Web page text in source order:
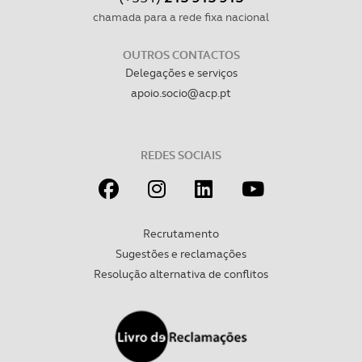
necessário no contexto dos serviços a prestar.
Realçamos que o bloqueio de certo tipo de Cookies e
tecnologias similares pode ter impacto na sua
experiência de navegação no Website e nos serviços
Consulte a política de cookies do site.
chamada para a rede fixa nacional
OUTROS CONTACTOS
Delegações e serviços
apoio.socio@acp.pt
REDES SOCIAIS
Recrutamento
Sugestões e reclamações
Resolução alternativa de conflitos